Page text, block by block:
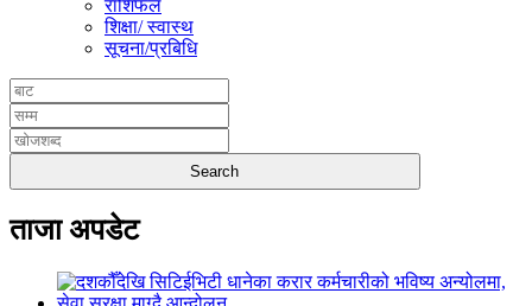
राशिफल
शिक्षा/ स्वास्थ
सूचना/प्रबिधि
ताजा अपडेट